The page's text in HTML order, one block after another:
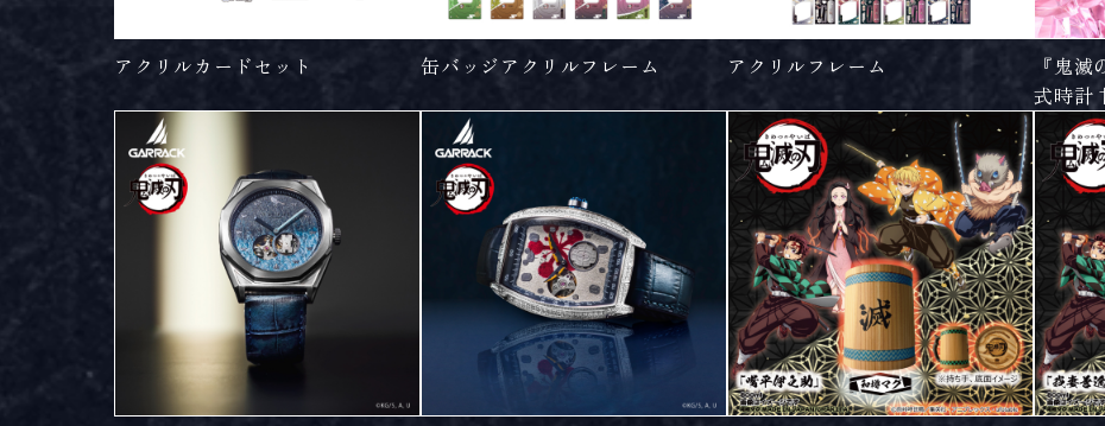
アクリルカードセット 缶バッジアクリルフレーム アクリルフレーム
『鬼
式時計